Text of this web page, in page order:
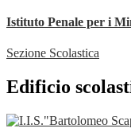
Istituto Penale per i
Sezione Scolastica
Edificio